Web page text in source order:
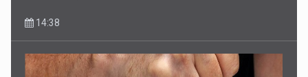
14:38